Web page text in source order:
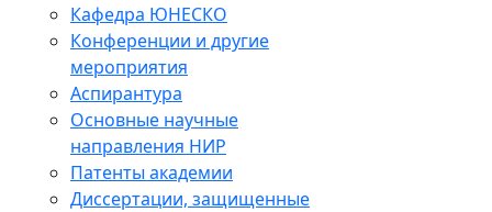
Кафедра ЮНЕСКО
Конференции и другие
мероприятия
Аспирантура
Основные научные
направления НИР
Патенты академии
Диссертации, защищенные